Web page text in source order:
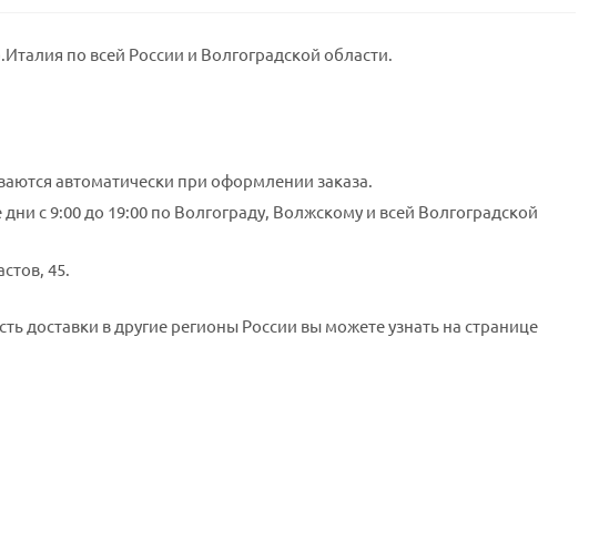
по всей России и Волгоградской области.
автоматически при оформлении заказа.
с 9:00 до 19:00 по Волгограду, Волжскому и всей Волгоградской
45.
доставки в другие регионы России вы можете узнать на странице